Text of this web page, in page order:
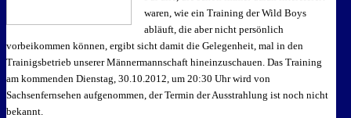
waren, wie ein Training der Wild Boys
abläuft, die aber nicht persönlich
vorbeikommen können, ergibt sicht damit die Gelegenheit, mal in den
Trainigsbetrieb unserer Männermannschaft hineinzuschauen. Das Training
am kommenden Dienstag, 30.10.2012, um 20:30 Uhr wird von
Sachsenfernsehen aufgenommen, der Termin der Ausstrahlung ist noch nicht
bekannt.